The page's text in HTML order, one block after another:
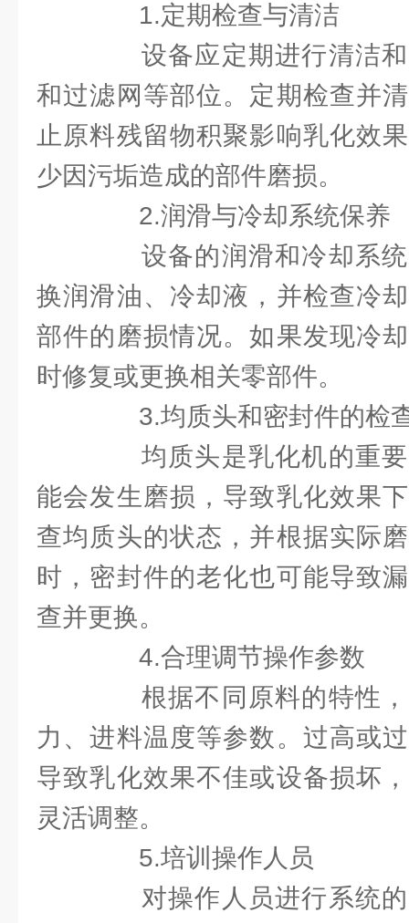
1.定期检查与清洁
设备应定期进行清洁和
和过滤网等部位。定期检查并
止原料残留物积聚影响乳化效
少因污垢造成的部件磨损。
2.润滑与冷却系统保养
设备的润滑和冷却系统
换润滑油、冷却液，并检查冷
部件的磨损情况。如果发现冷
时修复或更换相关零部件。
3.均质头和密封件的检
均质头是乳化机的重要
能会发生磨损，导致乳化效果
查均质头的状态，并根据实际
时，密封件的老化也可能导致
查并更换。
4.合理调节操作参数
根据不同原料的特性，
力、进料温度等参数。过高或
导致乳化效果不佳或设备损坏
灵活调整。
5.培训操作人员
对操作人员进行系统的